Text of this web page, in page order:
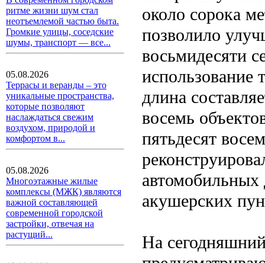
ритме жизни шум стал
неотъемлемой частью быта.
Громкие улицы, соседские
шумы, транспорт — все...
05.08.2026
Террасы и веранды – это
уникальные пространства,
которые позволяют
наслаждаться свежим
воздухом, природой и
комфортом в...
05.08.2026
Многоэтажные жилые
комплексы (МЖК) являются
важной составляющей
современной городской
застройки, отвечая на
растущий...
около сорока
позволило
восьмидесяти
использование
длина
восемь
пятьдесят
автомобильных
акушерских
На